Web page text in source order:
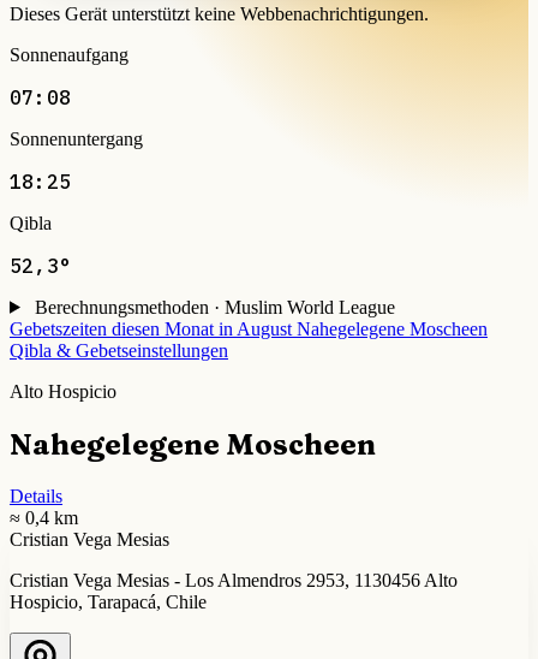
Dieses Gerät unterstützt keine Webbenachrichtigungen.
Sonnenaufgang
07:08
Sonnenuntergang
18:25
Qibla
52,3°
Berechnungsmethoden · Muslim World League
Gebetszeiten diesen Monat in August Nahegelegene Moscheen
Qibla & Gebetseinstellungen
Alto Hospicio
Nahegelegene Moscheen
Details
≈ 0,4 km
Cristian Vega Mesias
Cristian Vega Mesias - Los Almendros 2953, 1130456 Alto
Hospicio, Tarapacá, Chile